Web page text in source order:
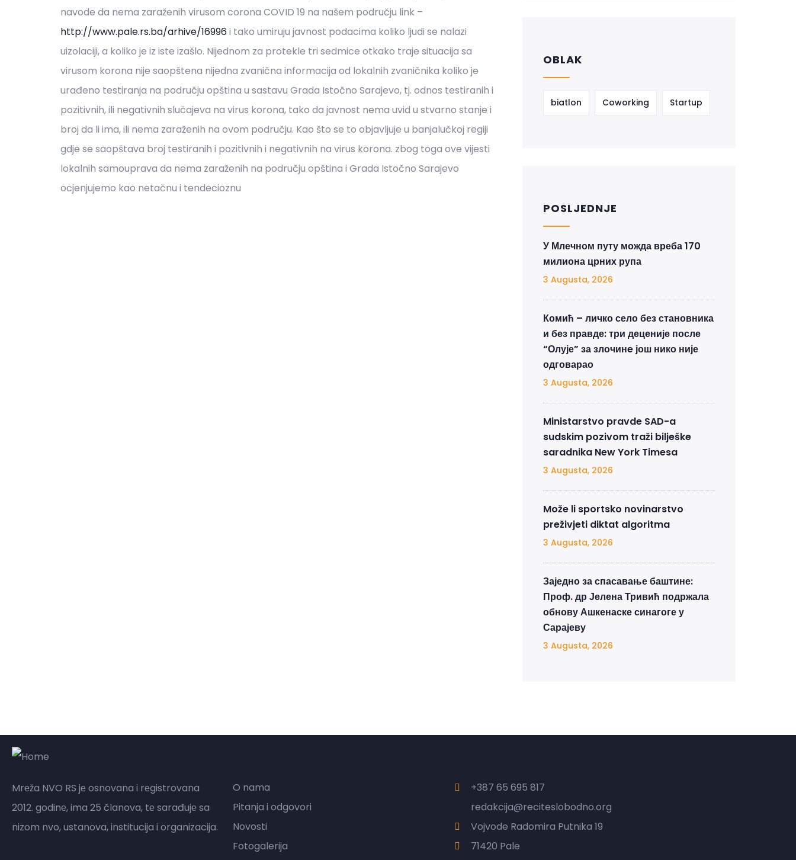
navode da nema zaraženih virusom corona COVID 19 na našem području link –
http://www.pale.rs.ba/arhive/16996i tako umiruju javnost podacima koliko ljudi se nalazi
uizolaciji, a koliko je iz iste izašlo. Nijednom za protekle tri sedmice otkako traje situacija sa
virusom korona nije saopštena nijedna zvanična informacija od lokalnih zvaničnika koliko je
urađeno testiranja na području opština u sastavu Grada Istočno Sarajevo, tj. odnos testiranih i
pozitivnih, ili negativnih slučajeva na virus korona, tako da javnost nema uvid u stvarno stanje i
broj da li ima, ili nema zaraženih na ovom području. Kao što se to objavljuje u banjalučkoj regiji
gdje se saopštava broj testiranih i pozitivnih i negativnih na virus korona. zbog toga ove vijesti
lokalnih samouprava da nema zaraženih na području opština i Grada Istočno Sarajevo
ocjenjujemo kao netačnu i tendecioznu
OBLAK
biatlon Coworking Startup
POSLJEDNJE
У Млечном путу можда вреба 170
милиона црних рупа
3 Augusta, 2026
Комић – личко село без становника
и без правде: три деценије после
“Олује” за злочинe још нико није
одговарао
3 Augusta, 2026
Ministarstvo pravde SAD-a
sudskim pozivom traži bilješke
saradnika New York Timesa
3 Augusta, 2026
Može li sportsko novinarstvo
preživjeti diktat algoritma
3 Augusta, 2026
Заједно за спасавање баштине:
Проф. др Јелена Тривић подржала
обнову Ашкенаске синагоге у
Сарајеву
3 Augusta, 2026
Mrеža NVO RS jе osnovana i rеgistrovana
2012. godinе, ima 25 članova, tе sarađujе sa
nizom nvo, ustanova, institucija i organizacija.
O nama
Pitanja i odgovori
Novosti
Fotogalerija
+387 65 695 817
redakcija@reciteslobodno.org
Vojvode Radomira Putnika 19
71420 Pale